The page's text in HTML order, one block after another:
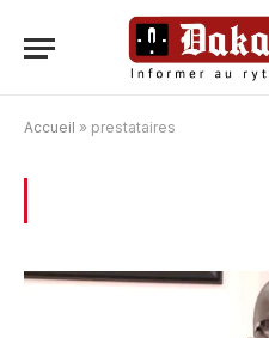
Accueil » prestataires